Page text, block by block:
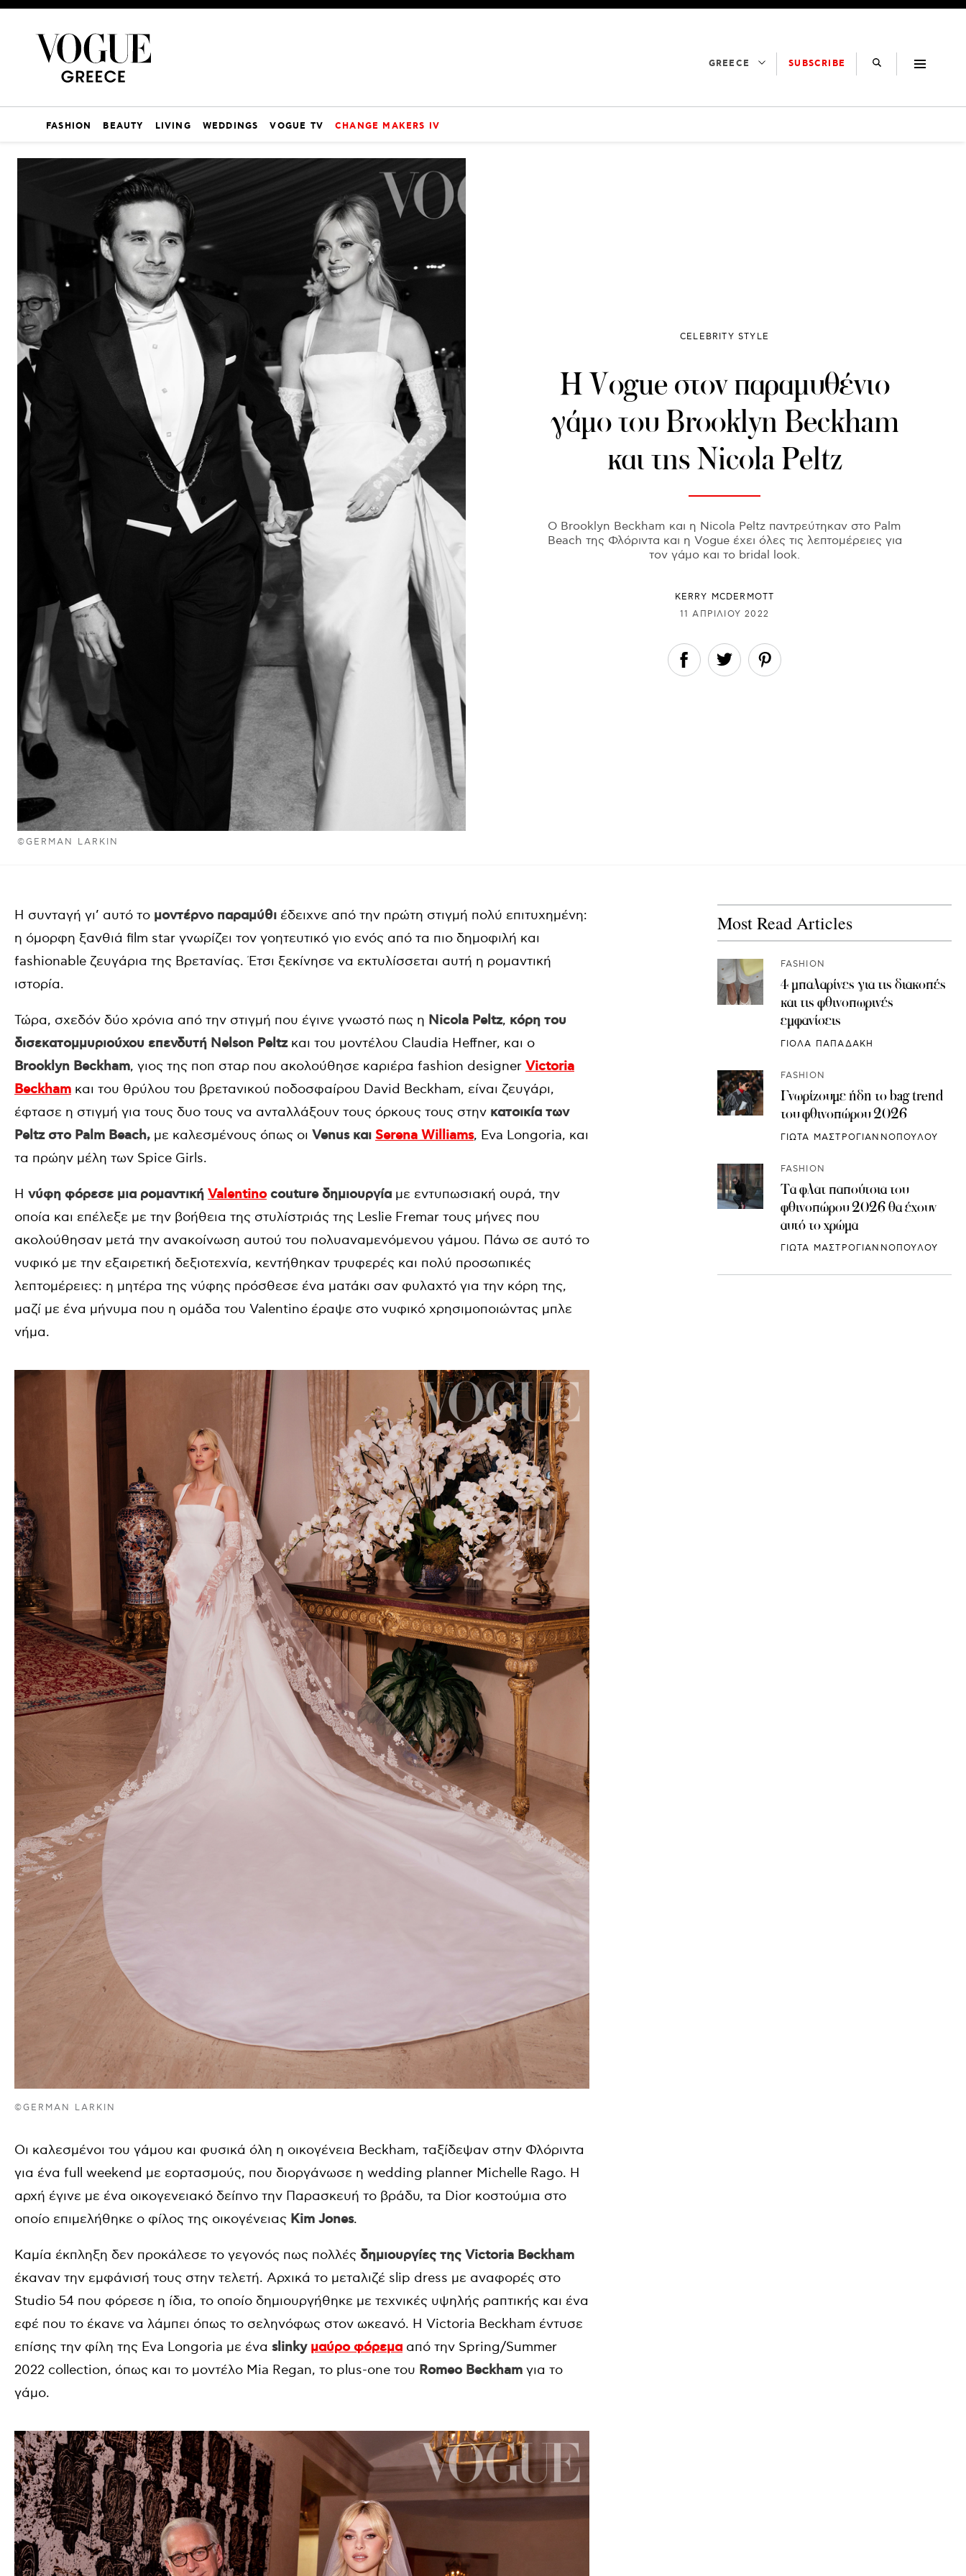
GREECE SUBSCRIBE
FASHION BEAUTY LIVING WEDDINGS VOGUE TV CHANGE MAKERS IV
©GERMAN LARKIN
CELEBRITY STYLE
H Vogue στον παραμυθένιο
γάμο του Brooklyn Beckham
και της Nicola Peltz
Ο Brooklyn Beckham και η Nicola Peltz παντρεύτηκαν στο Palm
Beach της Φλόριντα και η Vogue έχει όλες τις λεπτομέρειες για
τον γάμο και το bridal look.
KERRY MCDERMOTT
11 ΑΠΡΙΛΊΟΥ 2022
Η συνταγή γι’ αυτό το μοντέρνο παραμύθι έδειχνε από την πρώτη στιγμή πολύ επιτυχημένη:
η όμορφη ξανθιά film star γνωρίζει τον γοητευτικό γιο ενός από τα πιο δημοφιλή και
fashionable ζευγάρια της Βρετανίας. Έτσι ξεκίνησε να εκτυλίσσεται αυτή η ρομαντική
ιστορία.
Τώρα, σχεδόν δύο χρόνια από την στιγμή που έγινε γνωστό πως η Nicola Peltz, κόρη του
δισεκατομμυριούχου επενδυτή Nelson Peltzκαι του μοντέλου Claudia Heffner, και ο
Brooklyn Beckham, γιος της ποπ σταρ που ακολούθησε καριέρα fashion designer Victoria
Beckham και του θρύλου του βρετανικού ποδοσφαίρου David Beckham, είναι ζευγάρι,
έφτασε η στιγμή για τους δυο τους να ανταλλάξουν τους όρκους τους στην κατοικία των
Peltz στο Palm Beach, με καλεσμένους όπως οι Venus και Serena Williams, Eva Longoria, και
τα πρώην μέλη των Spice Girls.
Η νύφη φόρεσε μια ρομαντική Valentinocouture δημιουργία με εντυπωσιακή ουρά, την
οποία και επέλεξε με την βοήθεια της στυλίστριάς της Leslie Fremar τους μήνες που
ακολούθησαν μετά την ανακοίνωση αυτού του πολυαναμενόμενου γάμου. Πάνω σε αυτό το
νυφικό με την εξαιρετική δεξιοτεχνία, κεντήθηκαν τρυφερές και πολύ προσωπικές
λεπτομέρειες: η μητέρα της νύφης πρόσθεσε ένα ματάκι σαν φυλαχτό για την κόρη της,
μαζί με ένα μήνυμα που η ομάδα του Valentino έραψε στο νυφικό χρησιμοποιώντας μπλε
νήμα.
©GERMAN LARKIN
Οι καλεσμένοι του γάμου και φυσικά όλη η οικογένεια Beckham, ταξίδεψαν στην Φλόριντα
για ένα full weekend με εορτασμούς, που διοργάνωσε η wedding planner Michelle Rago. Η
αρχή έγινε με ένα οικογενειακό δείπνο την Παρασκευή το βράδυ, τα Dior κοστούμια στο
οποίο επιμελήθηκε ο φίλος της οικογένειας Kim Jones.
Καμία έκπληξη δεν προκάλεσε το γεγονός πως πολλές δημιουργίες της Victoria Beckham
έκαναν την εμφάνισή τους στην τελετή. Αρχικά το μεταλιζέ slip dress με αναφορές στο
Studio 54 που φόρεσε η ίδια, το οποίο δημιουργήθηκε με τεχνικές υψηλής ραπτικής και ένα
εφέ που το έκανε να λάμπει όπως το σεληνόφως στον ωκεανό. Η Victoria Beckham έντυσε
επίσης την φίλη της Eva Longoria με ένα slinky μαύρο φόρεμα από την Spring/Summer
2022 collection, όπως και το μοντέλο Mia Regan, το plus-one του Romeo Beckham για το
γάμο.
Most Read Articles
FASHION
4 μπαλαρίνες για τις διακοπές
και τις φθινοπωρινές
εμφανίσεις
ΓΙΟΛΑ ΠΑΠΑΔΑΚΗ
FASHION
Γνωρίζουμε ήδη το bag trend
του φθινοπώρου 2026
ΓΙΩΤΑ ΜΑΣΤΡΟΓΙΑΝΝΟΠΟΥΛΟΥ
FASHION
Τα φλατ παπούτσια του
φθινοπώρου 2026 θα έχουν
αυτό το χρώμα
ΓΙΩΤΑ ΜΑΣΤΡΟΓΙΑΝΝΟΠΟΥΛΟΥ